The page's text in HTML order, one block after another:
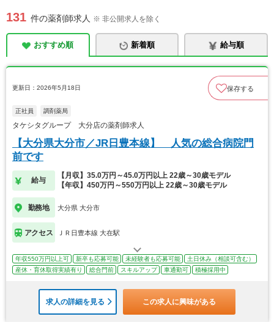
131 件の薬剤師求人 ※ 非公開求人を除く
おすすめ順 新着順 給与順
更新日：2026年5月18日 保存する
正社員 調剤薬局
タケシタグループ 大分店の薬剤師求人
【大分県大分市／JR日豊本線】 人気の総合病院門
前です
給与
【月収】35.0万円～45.0万円以上 22歳～30歳モデル
【年収】450万円～550万円以上 22歳～30歳モデル
勤務地 大分県 大分市
アクセス ＪＲ日豊本線 大在駅
年収550万円以上可 新卒も応募可能 未経験者も応募可能
土日休み（相談可含む）
産休・育休取得実績有り
総合門前 スキルアップ 車通勤可 積極採用中
求人の詳細を見る この求人に興味がある